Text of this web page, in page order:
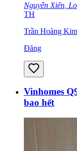
Nguyễn Xiển,
TH
Trần Hoàng Kim
Đăng
Vinhomes
bao hết